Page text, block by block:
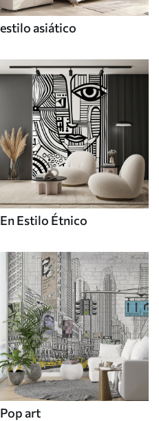
estilo asiático
En Estilo Étnico
Pop art